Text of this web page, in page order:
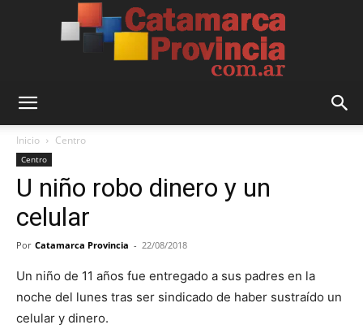
Provincia
Inicio Centro
Centro
U niño robo dinero y un
celular
Por Catamarca Provincia - 22/08/2018
Un niño de 11 años fue entregado a sus padres en la
noche del lunes tras ser sindicado de haber sustraído un
celular y dinero.